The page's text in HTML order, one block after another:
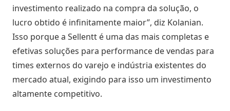
Atividades
Negociações
Agenda
Automática
investimento realizado na compra da solução, o
lucro obtido é infinitamente maior”, diz Kolanian.
Isso porque a Sellentt é uma das mais completas e
efetivas soluções para performance de vendas para
times externos do varejo e indústria existentes do
mercado atual, exigindo para isso um investimento
altamente competitivo.